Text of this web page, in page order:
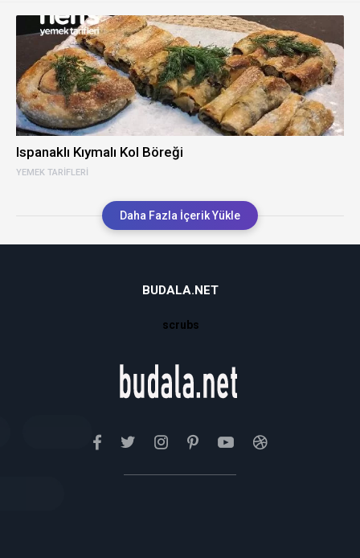
YEMEK TARIFLERI
Ispanaklı Kıymalı Kol Böreği
Daha Fazla İçerik Yükle
BUDALA.NET
scrubs